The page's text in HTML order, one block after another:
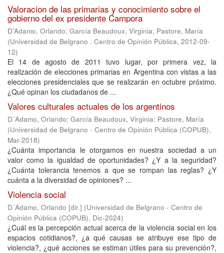
Valoracion de las primarias y conocimiento sobre el
gobierno del ex presidente Campora
D'Adamo, Orlando; García Beaudoux, Virginia; Pastore, María
(Universidad de Belgrano . Centro de Opinión Pública, 2012-09-
12)
El 14 de agosto de 2011 tuvo lugar, por primera vez, la
realización de elecciones primarias en Argentina con vistas a las
elecciones presidenciales que se realizarán en octubre próximo.
¿Qué opinan los ciudadanos de ...
Valores culturales actuales de los argentinos
D´Adamo, Orlando; García Beaudoux, Virginia; Pastore, María
(Universidad de Belgrano - Centro de Opinión Pública (COPUB),
Mar-2018)
¿Cuánta importancia le otorgamos en nuestra sociedad a un
valor como la igualdad de oportunidades? ¿Y a la seguridad?
¿Cuánta tolerancia tenemos a que se rompan las reglas? ¿Y
cuánta a la diversidad de opiniones? ...
Violencia social
D´Adamo, Orlando [dir.] (Universidad de Belgrano - Centro de
Opinión Pública (COPUB), Dic-2024)
¿Cuál es la percepción actual acerca de la violencia social en los
espacios cotidianos?, ¿a qué causas se atribuye ese tipo de
violencia?, ¿qué acciones se estiman útiles para su prevención?,